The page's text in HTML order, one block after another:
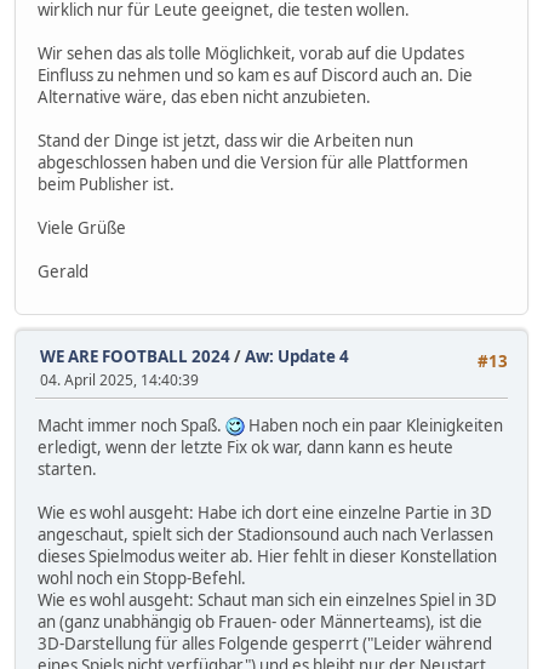
wirklich nur für Leute geeignet, die testen wollen.
Wir sehen das als tolle Möglichkeit, vorab auf die Updates
Einfluss zu nehmen und so kam es auf Discord auch an. Die
Alternative wäre, das eben nicht anzubieten.
Stand der Dinge ist jetzt, dass wir die Arbeiten nun
abgeschlossen haben und die Version für alle Plattformen
beim Publisher ist.
Viele Grüße
Gerald
#13
WE ARE FOOTBALL 2024/Aw: Update 4
04. April 2025, 14:40:39
Macht immer noch Spaß.
Haben noch ein paar Kleinigkeiten
erledigt, wenn der letzte Fix ok war, dann kann es heute
starten.
Wie es wohl ausgeht: Habe ich dort eine einzelne Partie in 3D
angeschaut, spielt sich der Stadionsound auch nach Verlassen
dieses Spielmodus weiter ab. Hier fehlt in dieser Konstellation
wohl noch ein Stopp-Befehl.
Wie es wohl ausgeht: Schaut man sich ein einzelnes Spiel in 3D
an (ganz unabhängig ob Frauen- oder Männerteams), ist die
3D-Darstellung für alles Folgende gesperrt ("Leider während